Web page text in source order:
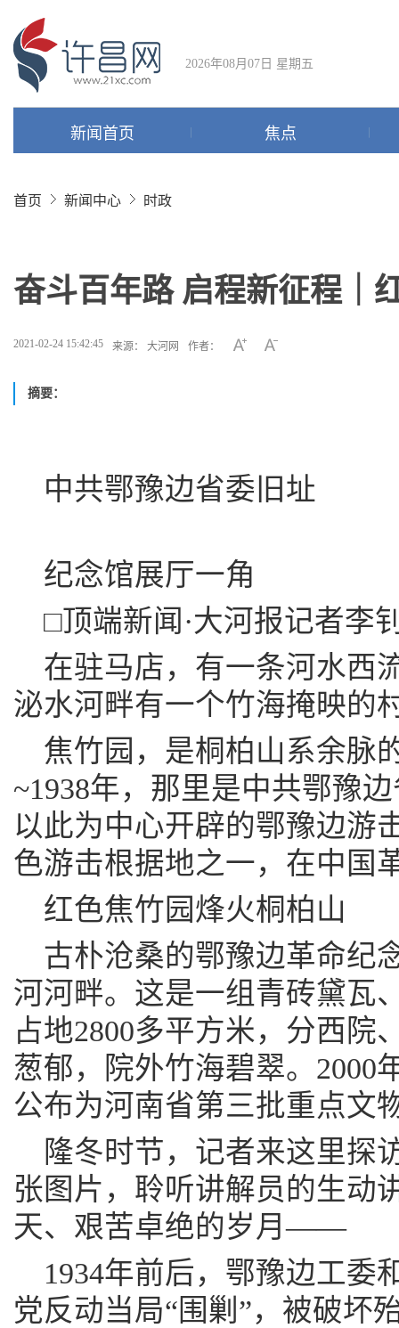
2026年08月07日 星期五
新闻首页 焦点
首页 新闻中心 时政
奋斗百年路 启程新征程｜
2021-02-24 15:42:45 来源： 大河网 作者：
摘要：
中共鄂豫边省委旧址
纪念馆展厅一角
□顶端新闻·大河报记者李
在驻马店，有一条河水西
泌水河畔有一个竹海掩映的
焦竹园，是桐柏山系余脉
~1938年，那里是中共鄂豫
以此为中心开辟的鄂豫边游
色游击根据地之一，在中国
红色焦竹园烽火桐柏山
古朴沧桑的鄂豫边革命纪
河河畔。这是一组青砖黛瓦
占地2800多平方米，分西院
葱郁，院外竹海碧翠。2000
公布为河南省第三批重点文
隆冬时节，记者来这里探
张图片，聆听讲解员的生动
天、艰苦卓绝的岁月——
1934年前后，鄂豫边工委
党反动当局“围剿”，被破坏